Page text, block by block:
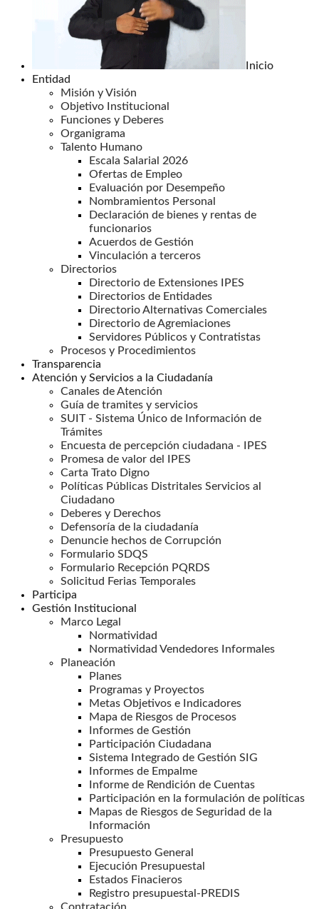
Inicio
Entidad
Misión y Visión
Objetivo Institucional
Funciones y Deberes
Organigrama
Talento Humano
Escala Salarial 2026
Ofertas de Empleo
Evaluación por Desempeño
Nombramientos Personal
Declaración de bienes y rentas de
funcionarios
Acuerdos de Gestión
Vinculación a terceros
Directorios
Directorio de Extensiones IPES
Directorios de Entidades
Directorio Alternativas Comerciales
Directorio de Agremiaciones
Servidores Públicos y Contratistas
Procesos y Procedimientos
Transparencia
Atención y Servicios a la Ciudadanía
Canales de Atención
Guía de tramites y servicios
SUIT - Sistema Único de Información de
Trámites
Encuesta de percepción ciudadana - IPES
Promesa de valor del IPES
Carta Trato Digno
Políticas Públicas Distritales Servicios al
Ciudadano
Deberes y Derechos
Defensoría de la ciudadanía
Denuncie hechos de Corrupción
Formulario SDQS
Formulario Recepción PQRDS
Solicitud Ferias Temporales
Participa
Gestión Institucional
Marco Legal
Normatividad
Normatividad Vendedores Informales
Planeación
Planes
Programas y Proyectos
Metas Objetivos e Indicadores
Mapa de Riesgos de Procesos
Informes de Gestión
Participación Ciudadana
Sistema Integrado de Gestión SIG
Informes de Empalme
Informe de Rendición de Cuentas
Participación en la formulación de políticas
Mapas de Riesgos de Seguridad de la
Información
Presupuesto
Presupuesto General
Ejecución Presupuestal
Estados Finacieros
Registro presupuestal-PREDIS
Contratación